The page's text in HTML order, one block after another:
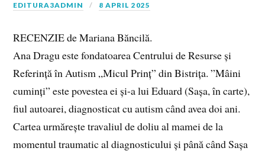
EDITURA3ADMIN 8 APRIL 2025
RECENZIE de Mariana Băncilă.
Ana Dragu este fondatoarea Centrului de Resurse și
Referință în Autism „Micul Prinț” din Bistrița. ”Mâini
cuminți” este povestea ei și-a lui Eduard (Sașa, în carte),
fiul autoarei, diagnosticat cu autism când avea doi ani.
Cartea urmărește travaliul de do­liu al mamei de la
momentul traumatic al diagnosticului și până când Sașa